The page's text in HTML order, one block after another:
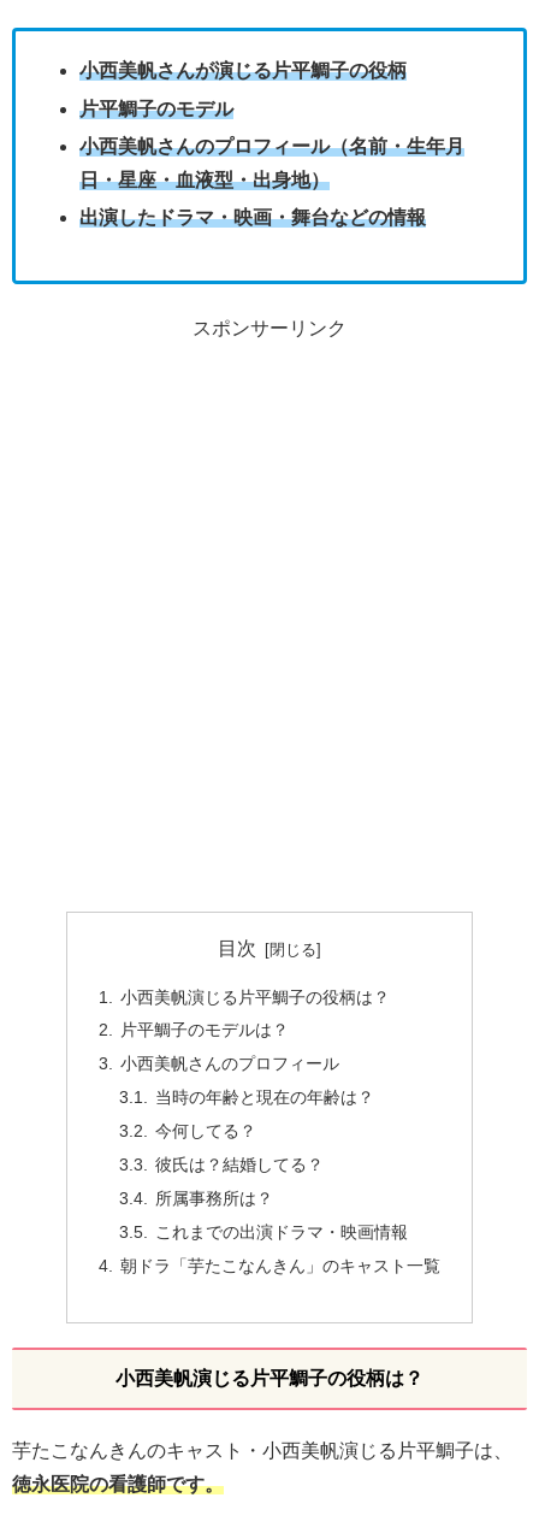
小西美帆さんが演じる片平鯛子の役柄
片平鯛子のモデル
小西美帆さんのプロフィール（名前・生年月
日・星座・血液型・出身地）
出演したドラマ・映画・舞台などの情報
スポンサーリンク
目次
小西美帆演じる片平鯛子の役柄は？
片平鯛子のモデルは？
小西美帆さんのプロフィール
当時の年齢と現在の年齢は？
今何してる？
彼氏は？結婚してる？
所属事務所は？
これまでの出演ドラマ・映画情報
朝ドラ「芋たこなんきん」のキャスト一覧
小西美帆演じる片平鯛子の役柄は？
芋たこなんきんのキャスト・小西美帆演じる片平鯛子は、
徳永医院の看護師です。